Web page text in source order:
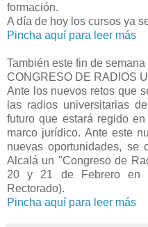
formación.
A día de hoy los cursos ya
Pincha aquí para leer más
También este fin de
CONGRESO DE RADIOS
Ante los nuevos retos que
las radios universitarias
futuro que estará regido
marco jurídico. Ante este
nuevas oportunidades, se
Alcalá un "Congreso de
20 y 21 de Febrero en
Rectorado).
Pincha aquí para leer más